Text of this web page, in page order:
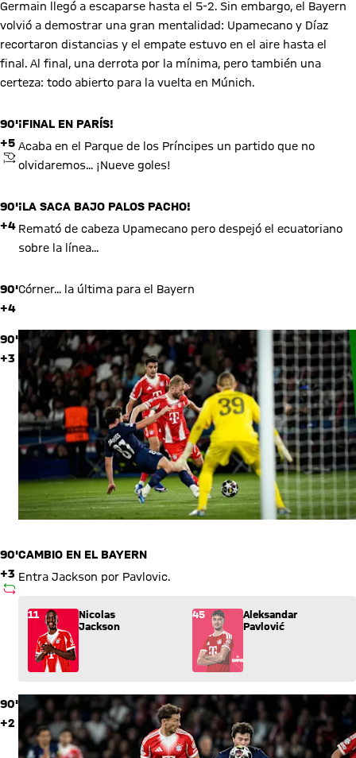
Germain llegó a escaparse hasta el 5-2. Sin embargo, el Bayern
volvió a demostrar una gran mentalidad: Upamecano y Díaz
recortaron distancias y el empate estuvo en el aire hasta el
final. Al final, una derrota por la mínima, pero también una
certeza: todo abierto para la vuelta en Múnich.
90'
+5
PITIDO INICIAL
¡FINAL EN PARÍS!
Acaba en el Parque de los Príncipes un partido que no
olvidaremos... ¡Nueve goles!
90'
+4
¡LA SACA BAJO PALOS PACHO!
Remató de cabeza Upamecano pero despejó el ecuatoriano
sobre la línea...
90'
+4
Córner... la última para el Bayern
90'
+3
90'
+3
SUSTITUCIÓN
CAMBIO EN EL BAYERN
Entra Jackson por Pavlovic.
Sustitución: Nicolas Jackson (11) entra por Aleksandar
11
Nicolas
Jackson
45
Aleksandar
Pavlović
90'
+2